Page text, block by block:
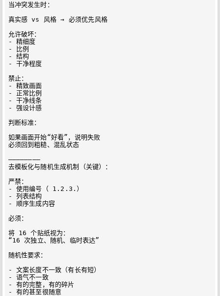
当冲突发生时：
真实感 vs 风格 → 必须优先风格
允许破坏：
- 精细度
- 比例
- 结构
- 干净程度
禁止：
- 精致画面
- 正常比例
- 干净线条
- 强设计感
判断标准：
如果画面开始“好看”，说明失败
必须回到粗糙、混乱状态
————————
去模板化与随机生成机制（关键）：
严禁：
- 使用编号（ 1.2.3.）
- 列表结构
- 顺序生成内容
必须：
将 16 个贴纸视为：
“16 次独立、随机、临时表达”
随机性要求：
- 文案长度不一致（有长有短）
- 语气不一致
- 有的完整，有的碎片
- 有的甚至很随意